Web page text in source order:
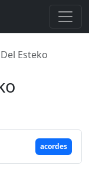
Esteko
acordes